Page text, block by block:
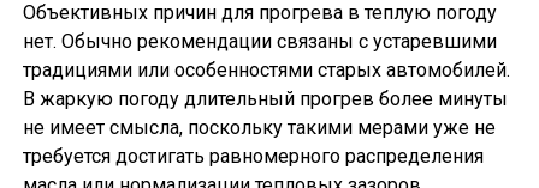
Объективных причин для прогрева в теплую погоду
нет. Обычно рекомендации связаны с устаревшими
традициями или особенностями старых автомобилей.
В жаркую погоду длительный прогрев более минуты
не имеет смысла, поскольку такими мерами уже не
требуется достигать равномерного распределения